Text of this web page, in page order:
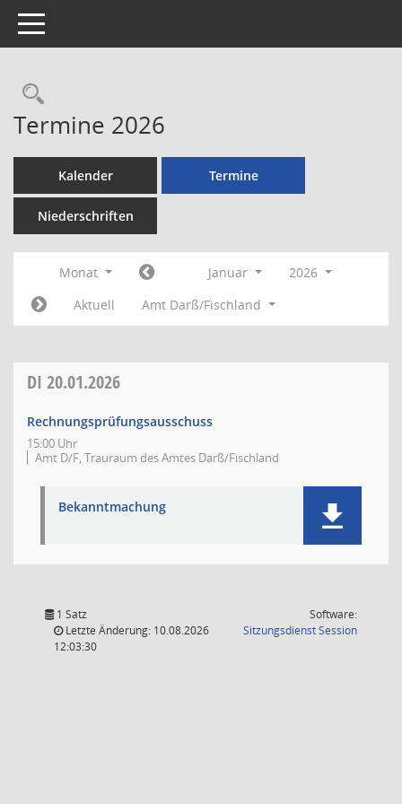
Toggle navigation
Rechercheauswahl
Termine 2026
Kalender Termine
Niederschriften
Monat Januar
2026
Aktuell
Amt Darß/Fischland
DI 20.01.2026
Rechnungsprüfungsausschuss
15:00 Uhr
Amt D/F, Trauraum des Amtes Darß/Fischland
Bekanntmachung
1 Satz
Letzte Änderung: 10.08.2026
12:03:30
Software:
SitzungsdienstSession(Wird in